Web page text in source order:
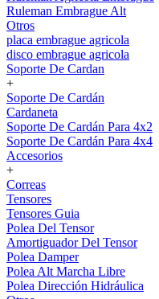
Ruleman Embrague Alt
Otros
placa embrague agricola
disco embrague agricola
Soporte De Cardan
+
Soporte De Cardán
Cardaneta
Soporte De Cardán Para 4x2
Soporte De Cardán Para 4x4
Accesorios
+
Correas
Tensores
Tensores Guia
Polea Del Tensor
Amortiguador Del Tensor
Polea Damper
Polea Alt Marcha Libre
Polea Dirección Hidráulica